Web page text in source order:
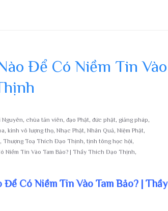
Để Có Niềm Tin Vào
Nguyên, chùa tản viên, đạo Phật, đức phật, giảng pháp,
, kinh vô lượng thọ, Nhạc Phật, Nhân Quả, Niệm Phật,
, Thượng Toạ Thích Đạo Thịnh, tịnh tông học hội,
Niềm Tin Vào Tam Bảo? | Thầy Thích Đạo Thịnh,
Có Niềm Tin Vào Tam Bảo? | Thầy